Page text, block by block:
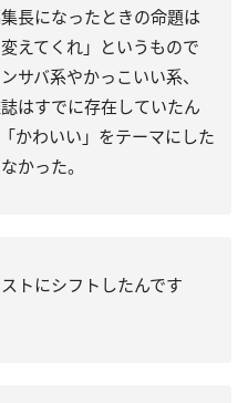
長になったときの命題は
変えてくれ」というもので
サバ系やかっこいい系、
はすでに存在していたん
かわいい」をテーマにした
かった。
トにシフトしたんです